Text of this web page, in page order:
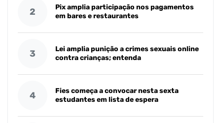
2
Pix amplia participação nos pagamentos
em bares e restaurantes
3
Lei amplia punição a crimes sexuais online
contra crianças; entenda
4
Fies começa a convocar nesta sexta
estudantes em lista de espera